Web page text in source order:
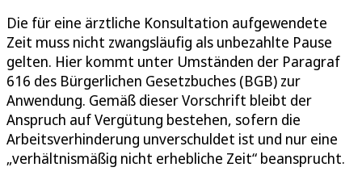
Die für eine ärztliche Konsultation aufgewendete
Zeit muss nicht zwangsläufig als unbezahlte Pause
gelten. Hier kommt unter Umständen der Paragraf
616 des Bürgerlichen Gesetzbuches (BGB) zur
Anwendung. Gemäß dieser Vorschrift bleibt der
Anspruch auf Vergütung bestehen, sofern die
Arbeitsverhinderung unverschuldet ist und nur eine
„verhältnismäßig nicht erhebliche Zeit“ beansprucht.